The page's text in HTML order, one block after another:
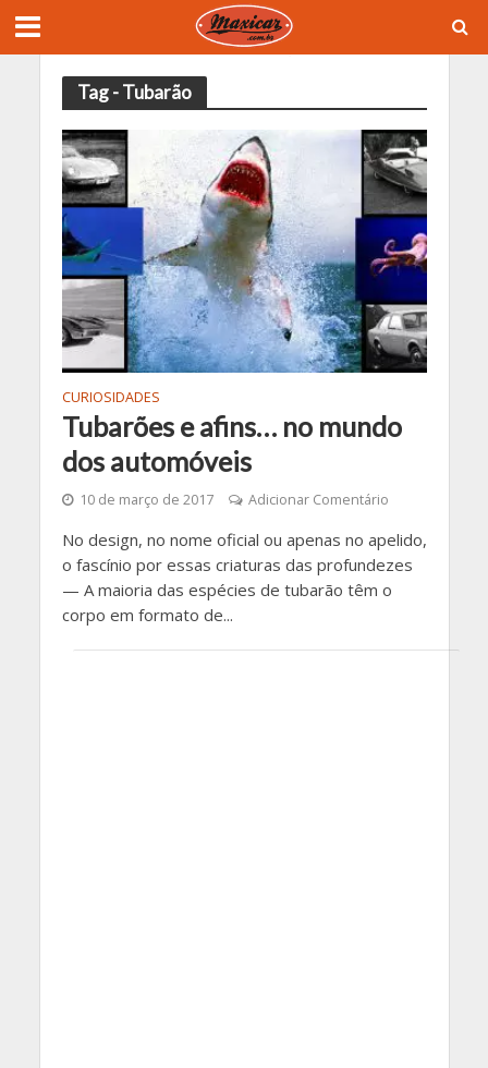
Tag - Tubarão
CURIOSIDADES
Tubarões e afins… no mundo
dos automóveis
10 de março de 2017 Adicionar Comentário
No design, no nome oficial ou apenas no apelido,
o fascínio por essas criaturas das profundezes
— A maioria das espécies de tubarão têm o
corpo em formato de...